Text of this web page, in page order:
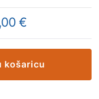
€
košaricu